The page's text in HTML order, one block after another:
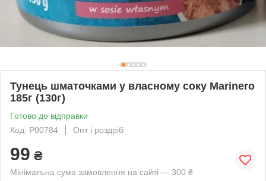
Тунець шматочками у власному соку Marinero
185г (130г)
Готово до відправки
Код: P00784
Опт і роздріб
99 ₴
Мінімальна сума замовлення на сайті — 300 ₴